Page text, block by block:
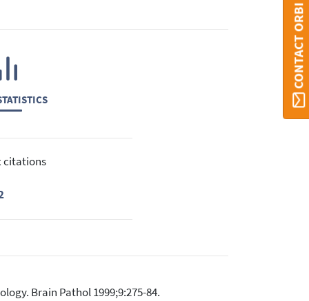
citations
Brain Pathol 1999;9:275-84.
CONTACT ORBI